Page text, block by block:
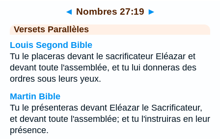
◄ Nombres 27:19 ►
Versets Parallèles
Louis Segond Bible
Tu le placeras devant le sacrificateur Eléazar et
devant toute l'assemblée, et tu lui donneras des
ordres sous leurs yeux.
Martin Bible
Tu le présenteras devant Eléazar le Sacrificateur,
et devant toute l'assemblée; et tu l'instruiras en leur
présence.